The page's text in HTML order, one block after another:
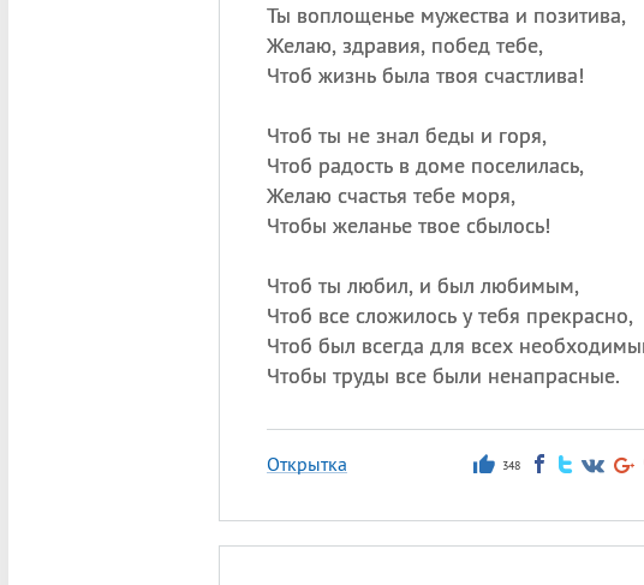
Ты воплощенье мужества и позитива,
Желаю, здравия, побед тебе,
Чтоб жизнь была твоя счастлива!
Чтоб ты не знал беды и горя,
Чтоб радость в доме поселилась,
Желаю счастья тебе моря,
Чтобы желанье твое сбылось!
Чтоб ты любил, и был любимым,
Чтоб все сложилось у тебя прекрасно,
Чтоб был всегда для всех
Чтобы труды все были ненапрасные.
Открытка 348